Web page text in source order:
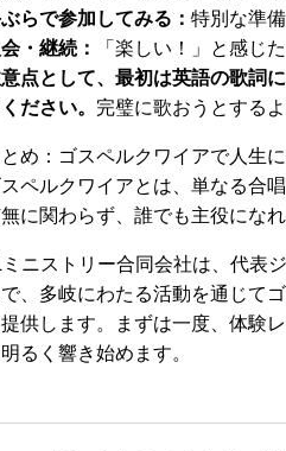
らで参加してみる： 特別な準
・継続：
「楽しい！」と感じ
点として、最初は英語の歌詞
ださい。 完璧に歌おうとする
とめ：ゴスペルクワイアで人生
スペルクワイアとは、単なる合
に関わらず、誰でも主役にな
ニストリー合同会社は、代表
で、多岐にわたる活動を通じて
提供します。まずは一度、体験
るく響き始めます。